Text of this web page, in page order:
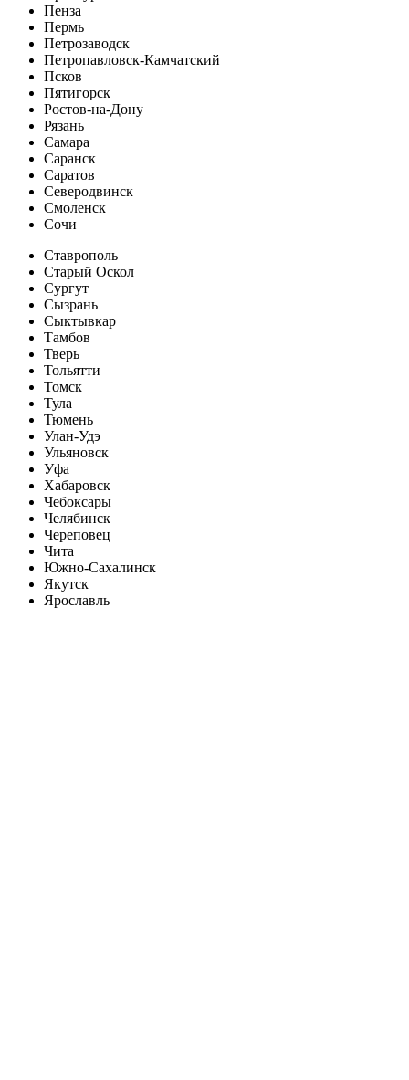
Пенза
Пермь
Петрозаводск
Петропавловск-Камчатский
Псков
Пятигорск
Ростов-на-Дону
Рязань
Самара
Саранск
Саратов
Северодвинск
Смоленск
Сочи
Ставрополь
Старый Оскол
Сургут
Сызрань
Сыктывкар
Тамбов
Тверь
Тольятти
Томск
Тула
Тюмень
Улан-Удэ
Ульяновск
Уфа
Хабаровск
Чебоксары
Челябинск
Череповец
Чита
Южно-Сахалинск
Якутск
Ярославль